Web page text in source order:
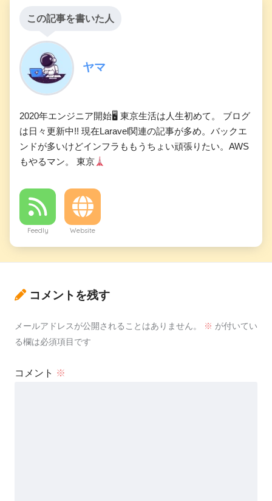
この記事を書いた人
ヤマ
2020年エンジニア開始🖥 東京生活は人生初めて。 ブログ
は日々更新中!! 現在Laravel関連の記事が多め。バックエ
ンドが多いけどインフラももうちょい頑張りたい。AWS
もやるマン。 東京
Feedly Website
コメントを残す
メールアドレスが公開されることはありません。 ※ が付いてい
る欄は必須項目です
コメント ※